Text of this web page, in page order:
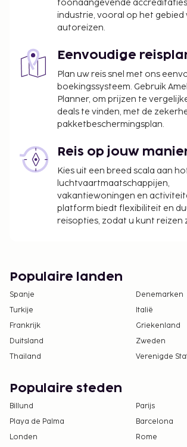
toonaangevende
industrie, vooral op het gebied
autoreizen.
Eenvoudige
Plan uw reis snel met ons
boekingssysteem. Gebruik
Planner, om prijzen te
deals te vinden, met de
pakketbeschermingsplan.
Reis op jouw
Kies uit een breed scala aan
luchtvaartmaatschappijen,
vakantiewoningen en
platform biedt flexibiliteit en
reisopties, zodat u kunt reizen
Populaire landen
Spanje
Denemarken
Turkije
Italië
Frankrijk
Griekenland
Duitsland
Zweden
Thailand
Verenigde
Populaire steden
Billund
Parijs
Playa de Palma
Barcelona
Londen
Rome